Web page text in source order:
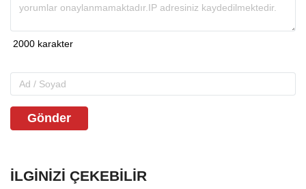
Gönder
İLGINIZI ÇEKEBILIR